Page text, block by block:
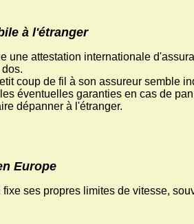
à l'étranger
une attestation internationale
coup de fil à son assureur semble
éventuelles garanties en cas de
dépanner à l'étranger.
Europe
ses propres limites de vitesse,